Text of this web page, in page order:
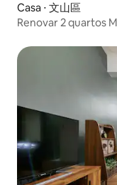
Casa ⋅ 文山區
Renovar 2 quartos